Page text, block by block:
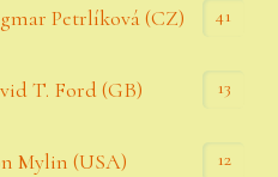
Petrlíková (CZ) 41
T. Ford (GB) 13
Mylin (USA) 12